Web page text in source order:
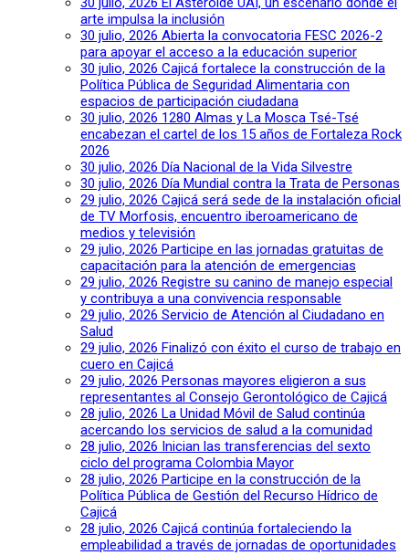
arte impulsa la inclusión
30 julio, 2026 Abierta la convocatoria FESC 2026-2
para apoyar el acceso a la educación superior
30 julio, 2026 Cajicá fortalece la construcción de la
Política Pública de Seguridad Alimentaria con
espacios de participación ciudadana
30 julio, 2026 1280 Almas y La Mosca Tsé-Tsé
encabezan el cartel de los 15 años de Fortaleza Rock
2026
30 julio, 2026 Día Nacional de la Vida Silvestre
30 julio, 2026 Día Mundial contra la Trata de Personas
29 julio, 2026 Cajicá será sede de la instalación oficial
de TV Morfosis, encuentro iberoamericano de
medios y televisión
29 julio, 2026 Participe en las jornadas gratuitas de
capacitación para la atención de emergencias
29 julio, 2026 Registre su canino de manejo especial
y contribuya a una convivencia responsable
29 julio, 2026 Servicio de Atención al Ciudadano en
Salud
29 julio, 2026 Finalizó con éxito el curso de trabajo en
cuero en Cajicá
29 julio, 2026 Personas mayores eligieron a sus
representantes al Consejo Gerontológico de Cajicá
28 julio, 2026 La Unidad Móvil de Salud continúa
acercando los servicios de salud a la comunidad
28 julio, 2026 Inician las transferencias del sexto
ciclo del programa Colombia Mayor
28 julio, 2026 Participe en la construcción de la
Política Pública de Gestión del Recurso Hídrico de
Cajicá
28 julio, 2026 Cajicá continúa fortaleciendo la
empleabilidad a través de jornadas de oportunidades